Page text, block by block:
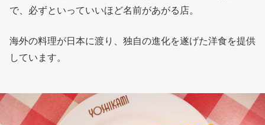
で、必ずといっていいほど名前があがる店。
海外の料理が日本に渡り、独自の進化を遂げた洋食を提供
しています。